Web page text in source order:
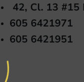
42, Cl. 13 #15
605 6421971
605 6421951